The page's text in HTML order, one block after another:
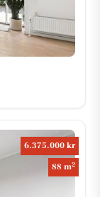
6.375.000 kr
88 m2